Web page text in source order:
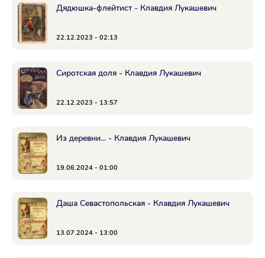
Дядюшка-флейтист - Клавдия Лукашевич
22.12.2023 - 02:13
Сиротская доля - Клавдия Лукашевич
22.12.2023 - 13:57
Из деревни... - Клавдия Лукашевич
19.06.2024 - 01:00
Даша Севастопольская - Клавдия Лукашевич
13.07.2024 - 13:00